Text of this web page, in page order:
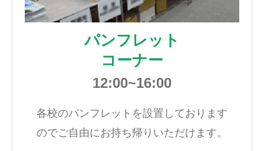
パンフレット
コーナー
12:00~16:00
各校のパンフレットを設置しております
のでご自由にお持ち帰りいただけます。